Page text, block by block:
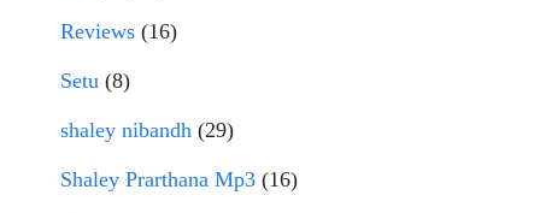
Reviews (16)
Setu (8)
shaley nibandh (29)
Shaley Prarthana Mp3 (16)